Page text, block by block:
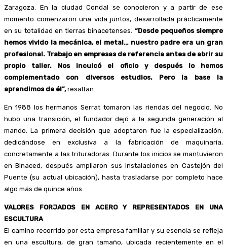
Zaragoza. En la ciudad Condal se conocieron y a partir de ese
momento comenzaron una vida juntos, desarrollada prácticamente
en su totalidad en tierras binacetenses. “Desde pequeños siempre
hemos vivido la mecánica, el metal… nuestro padre era un gran
profesional. Trabajo en empresas de referencia antes de abrir su
propio taller. Nos inculcó el oficio y después lo hemos
complementado con diversos estudios. Pero la base la
aprendimos de él”,resaltan.
En 1988 los hermanos Serrat tomaron las riendas del negocio. No
hubo una transición, el fundador dejó a la segunda generación al
mando. La primera decisión que adoptaron fue la especialización,
dedicándose en exclusiva a la fabricación de maquinaria,
concretamente a las trituradoras. Durante los inicios se mantuvieron
en Binaced, después ampliaron sus instalaciones en Castejón del
Puente (su actual ubicación), hasta trasladarse por completo hace
algo más de quince años.
VALORES FORJADOS EN ACERO Y REPRESENTADOS EN UNA
ESCULTURA
El camino recorrido por esta empresa familiar y su esencia se refleja
en una escultura, de gran tamaño, ubicada recientemente en el